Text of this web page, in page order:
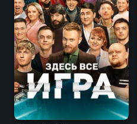
7.8